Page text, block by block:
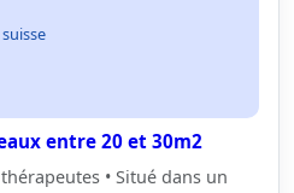
suisse
entre 20 et 30m2
• Situé dans un